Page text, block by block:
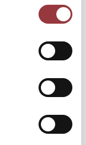
(180) 1-